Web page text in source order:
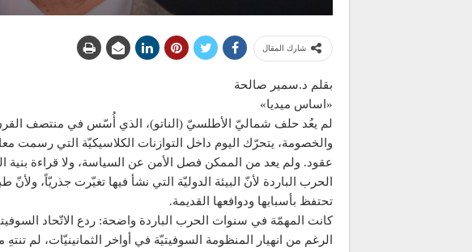
شارك المقال
بقلم د.سمير صالحة
«اساس ميديا»
لم يعُد حلف شماليّ الأطلسيّ (الناتو)، الذي أُسّس في منتصف
والخصومة، يتحرّك اليوم داخل التوازنات الكلاسيكيّة التي رسمت
عقود. ولم يعد من الممكن فصل الأمن عن السياسة، ولا قراءة بنية
الحرب الباردة لأنّ البيئة الدوليّة التي نشأ فيها تغيّرت جذريّاً،
تحتفظ بأسبابها ودوافعها القديمة.
كانت المهمّة في سنوات الحرب الباردة واضحة: ردع الاتّحاد
الرغم من انهيار المنظومة السوفيتيّة في أواخر الثمانينيّات، لم